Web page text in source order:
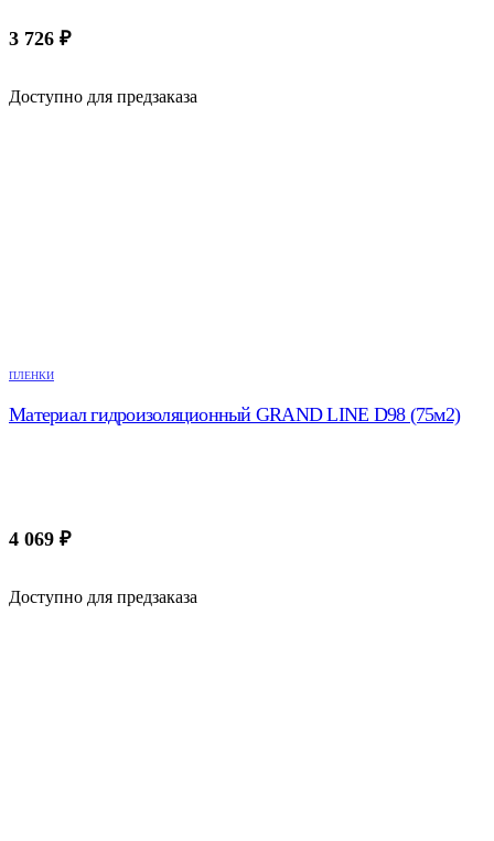
3 726 ₽
Доступно для предзаказа
ПЛЕНКИ
Материал гидроизоляционный GRAND LINE D98 (75м2)
4 069 ₽
Доступно для предзаказа